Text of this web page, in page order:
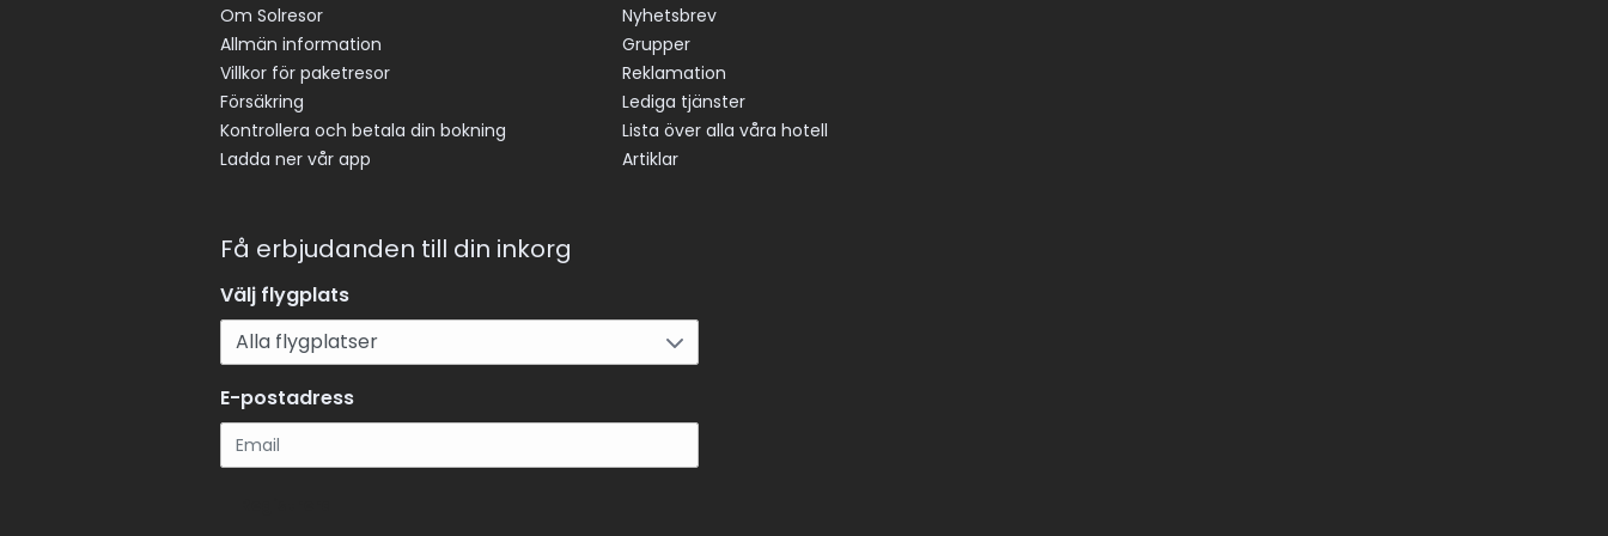
Om Solresor
Allmän information
Villkor för paketresor
Försäkring
Kontrollera och betala din bokning
Ladda ner vår app
Nyhetsbrev
Grupper
Reklamation
Lediga tjänster
Lista över alla våra hotell
Artiklar
Få erbjudanden till din inkorg
Välj flygplats
E-postadress